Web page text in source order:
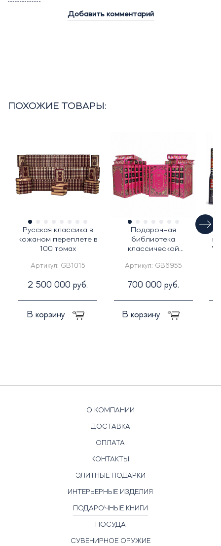
Добавить комментарий
ПОХОЖИЕ ТОВАРЫ:
Русская классика в
кожаном переплете в
100 томах
Артикул: GB1015
2 500 000 руб.
В корзину
Подарочная
библиотека
классической
25-ти томах
Артикул: GB6955
700 000 руб.
В корзину
О КОМПАНИИ
ДОСТАВКА
ОПЛАТА
КОНТАКТЫ
ЭЛИТНЫЕ ПОДАРКИ
ИНТЕРЬЕРНЫЕ ИЗДЕЛИЯ
ПОДАРОЧНЫЕ КНИГИ
ПОСУДА
СУВЕНИРНОЕ ОРУЖИЕ